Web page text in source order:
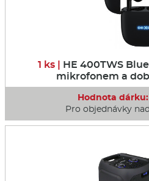
1 ks | HE 400TWS
mikrofonem a
Hodnota dárku:
Pro objednávky